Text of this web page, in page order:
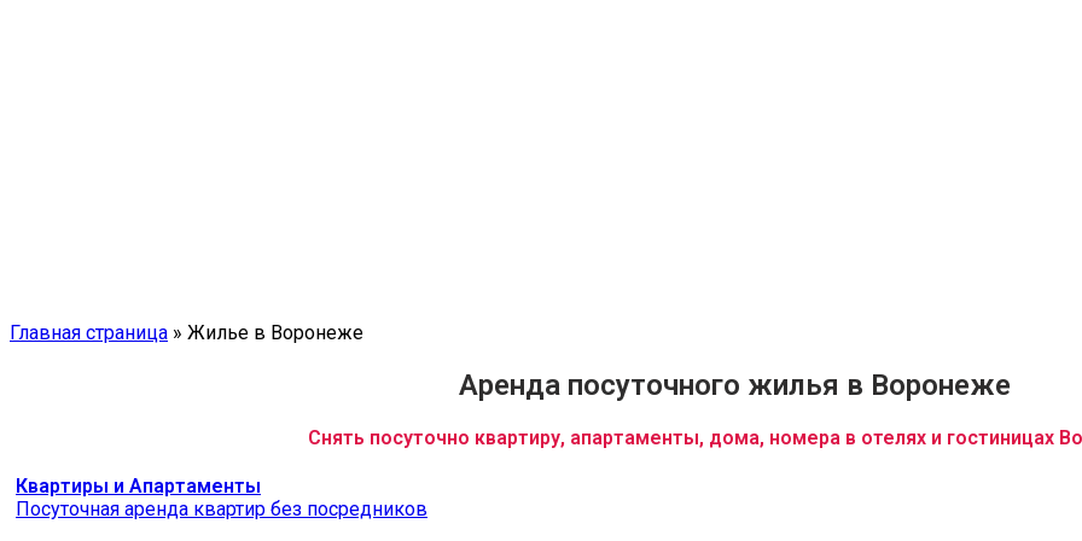
Главная страница » Жилье в Воронеже
Аренда посуточного жилья в Воронеже
Снять посуточно квартиру, апартаменты, дома, номера в отелях и гостиницах
Квартиры и Апартаменты
Посуточная аренда квартир без посредников